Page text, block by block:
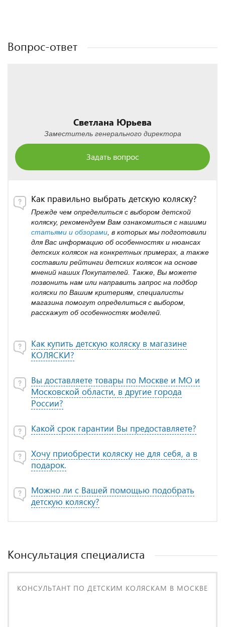
Вопрос-ответ
Светлана Юрьева
Заместитель генерального директора
Задать вопрос
Как правильно выбрать детскую коляску?
Прежде чем определиться с выбором детской
коляску, рекомендуем Вам ознакомиться с нашими
статьями и обзорами , в которых мы подготовили
для Вас информацию об особенностях и нюансах
детских колясок на конкретных примерах, а также
составили рейтинги детских колясок на основе
мнений наших Покупателей. Также, Вы можете
позвонить нам или направить запрос на подбор
коляски по Вашим критериям, специалисты
магазина помогут определиться с выбором,
расскажут об особенностях моделей.
Как купить детскую коляску в магазине
КОЛЯСКИ?
Вы доставляете товары по Москве и МО и
Московской области, в другие города
России?
Какой срок гарантии Вы предоставляете?
Хочу приобрести коляску не для себя, а в
подарок.
Можно ли с Вашей помощью подобрать
детскую коляску?
Консультация специалиста
КОНСУЛЬТАНТ ПО ДЕТСКИМ КОЛЯСКАМ В МОСКВЕ